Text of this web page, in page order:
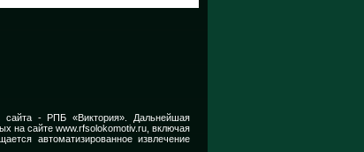
сайта - РПБ «Виктория».
Дальнейшая
на сайте www.rfsolokomotiv.ru, включая
автоматизированное извлечение